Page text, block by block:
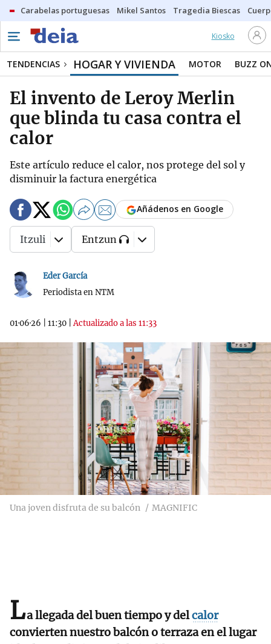
Carabelas portuguesas Mikel Santos Tragedia Biescas
Kiosko
TENDENCIAS HOGAR Y VIVIENDA MOTOR BUZZ
El invento de Leroy Merlin
que blinda tu casa contra el
calor
Este artículo reduce el calor, nos protege del sol y
disminuir la factura energética
Eder García
Periodista en NTM
01·06·26 11:30 |Actualizado a las 11:33
Añádenos en Google
Itzuli Entzun
Una joven disfruta de su balcón MAGNIFIC
La llegada del buen tiempo y delcalor
convierten nuestro balcón o terraza en el lugar